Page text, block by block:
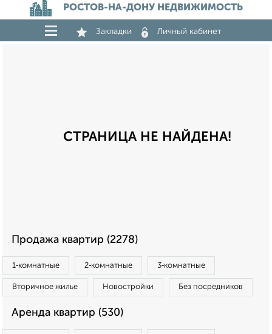
РОСТОВ-НА-ДОНУ НЕДВИЖИМОСТЬ
Закладки Личный кабинет
СТРАНИЦА НЕ НАЙДЕНА!
Продажа квартир (2278)
1‑комнатные 2‑комнатные 3‑комнатные
Вторичное жилье Новостройки Без посредников
Аренда квартир (530)